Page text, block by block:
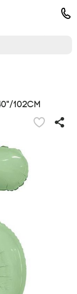
102см